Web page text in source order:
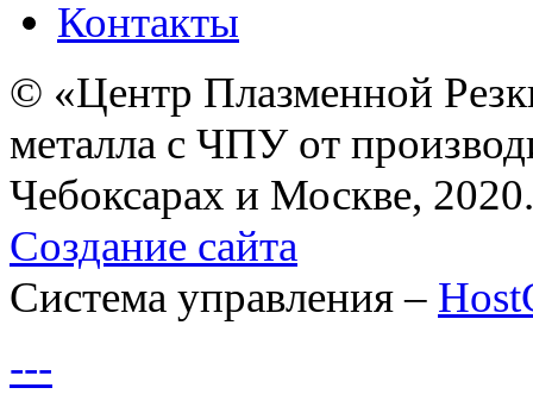
Контакты
© «Центр Плазменной
металла с ЧПУ от
Чебоксарах и Москве, 2020.
Создание сайта
Система управления –
---